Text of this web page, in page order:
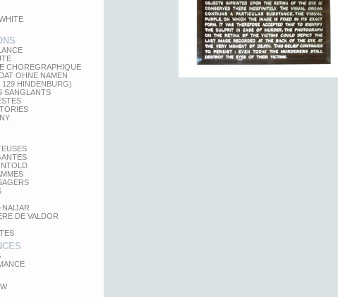
CHOREGRAPHIQUE
OHNE NAMEN
129 HINDENBURG)
SANGLANTS
DE VALDOR